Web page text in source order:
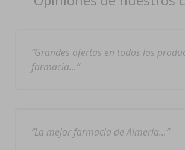
Grandes ofertas en todos los
farmacia…
La mejor farmacia de Almería…